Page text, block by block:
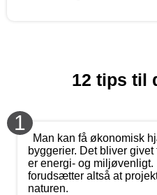
12 tips til
1
Man kan få økonomisk
byggerier. Det bliver
er energi- og
forudsætter altså at
naturen.